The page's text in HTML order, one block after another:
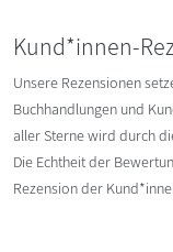
Kund*innen-
Unsere Rezensionen
Buchhandlungen und
aller Sterne wird durch
Die Echtheit der
Rezension der